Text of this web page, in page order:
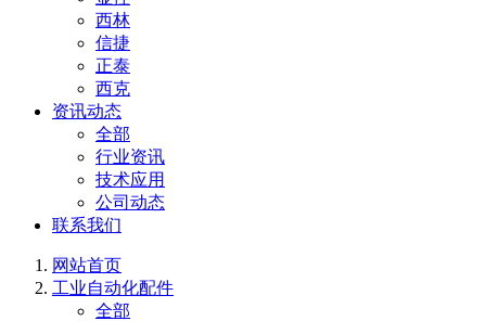
西林
信捷
正泰
西克
资讯动态
全部
行业资讯
技术应用
公司动态
联系我们
网站首页
工业自动化配件
全部